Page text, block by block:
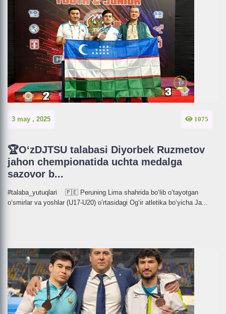
3 may , 2025 1075
🏆O‘zDJTSU talabasi Diyorbek Ruzmetov
jahon chempionatida uchta medalga
sazovor b...
#talaba_yutuqlari 🇵🇪 Peruning Lima shahrida boʻlib oʻtayotgan
oʻsmirlar va yoshlar (U17-U20) oʻrtasidagi Ogʻir atletika boʻyicha Ja...